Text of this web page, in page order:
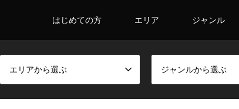
はじめての方 エリア ジャンル
エリアから選ぶ ジャンルから選ぶ